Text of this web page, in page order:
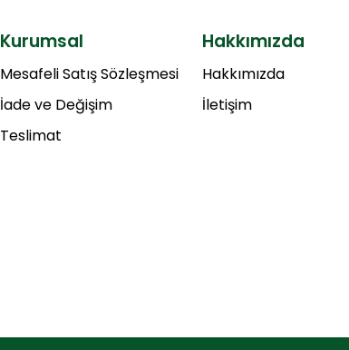
Kurumsal
Mesafeli Satış Sözleşmesi
İade ve Değişim
Teslimat
Hakkımızda
Hakkımızda
İletişim